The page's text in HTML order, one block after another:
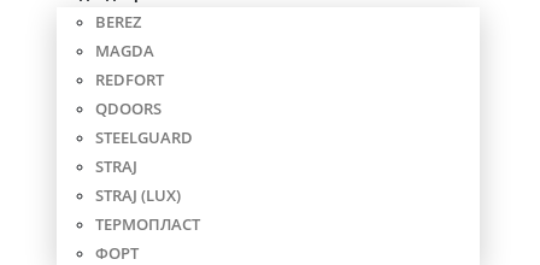
BEREZ
MAGDA
REDFORT
QDOORS
STEELGUARD
STRAJ
STRAJ (LUX)
ТЕРМОПЛАСТ
ФОРТ